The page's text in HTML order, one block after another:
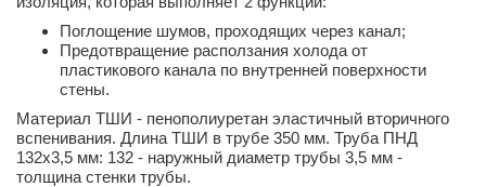
Поглощение шумов, проходящих через канал;
Предотвращение расползания холода от
пластикового канала по внутренней поверхности
стены.
Материал ТШИ - пенополиуретан эластичный вторичного
вспенивания. Длина ТШИ в трубе 350 мм. Труба ПНД
132х3,5 мм: 132 - наружный диаметр трубы 3,5 мм -
толщина стенки трубы.